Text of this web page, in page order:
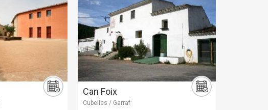
Can Foix
Cubelles / Garraf